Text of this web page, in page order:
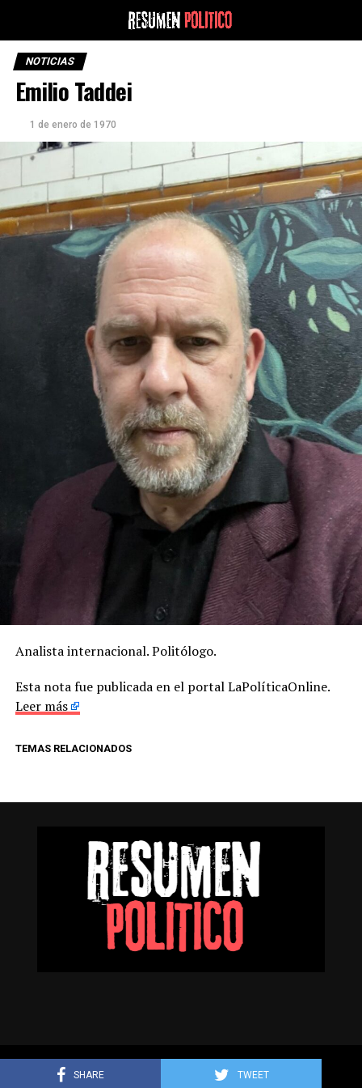
NOTICIAS
Emilio Taddei
1 de enero de 1970
SHARE TWEET
Analista internacional. Politólogo.
Esta nota fue publicada en el portal LaPolíticaOnline.
Leer más
TEMAS RELACIONADOS
Resumen Político © Todos los derechos reservados.